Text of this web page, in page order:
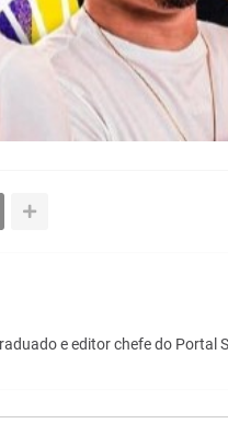
e editor chefe do Portal